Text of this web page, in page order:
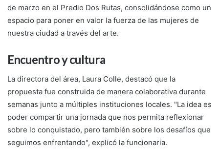
de marzo en el Predio Dos Rutas, consolidándose como un
espacio para poner en valor la fuerza de las mujeres de
nuestra ciudad a través del arte.
Encuentro y cultura
La directora del área, Laura Colle, destacó que la
propuesta fue construida de manera colaborativa durante
semanas junto a múltiples instituciones locales. "La idea es
poder compartir una jornada que nos permita reflexionar
sobre lo conquistado, pero también sobre los desafíos que
seguimos enfrentando", explicó la funcionaria.